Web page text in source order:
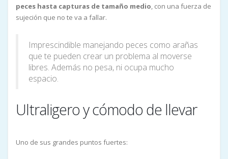
peces hasta capturas de tamaño medio, con una fuerza de
sujeción que no te va a fallar.
Imprescindible manejando peces como arañas
que te pueden crear un problema al moverse
libres. Además no pesa, ni ocupa mucho
espacio.
Ultraligero y cómodo de llevar
Uno de sus grandes puntos fuertes: